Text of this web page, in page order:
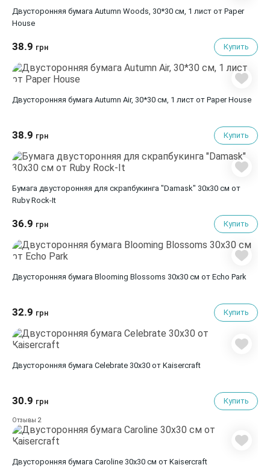
Двусторонняя бумага Autumn Woods, 30*30 см, 1 лист от Paper
House
38.9 грн Купить
Двусторонняя бумага Autumn Air, 30*30 см, 1 лист от Paper House
38.9 грн Купить
Бумага двусторонняя для скрапбукинга "Damask" 30х30 см от
Ruby Rock-It
36.9 грн Купить
Двусторонняя бумага Blooming Blossoms 30х30 см от Echo Park
32.9 грн Купить
Двусторонняя бумага Celebrate 30х30 от Kaisercraft
30.9 грн Купить
Отзывы 2
Двусторонняя бумага Caroline 30х30 см от Kaisercraft